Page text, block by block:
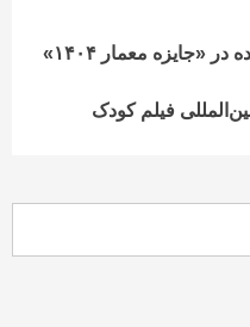
معمار ۱۴۰۴»
فیلم کودک